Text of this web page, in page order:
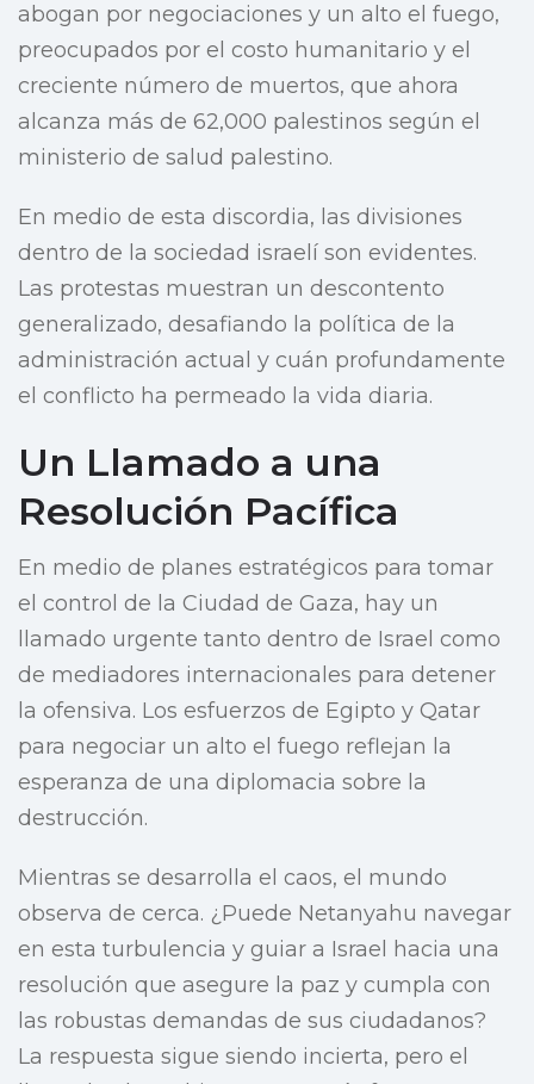
abogan por negociaciones y un alto el fuego,
preocupados por el costo humanitario y el
creciente número de muertos, que ahora
alcanza más de 62,000 palestinos según el
ministerio de salud palestino.
En medio de esta discordia, las divisiones
dentro de la sociedad israelí son evidentes.
Las protestas muestran un descontento
generalizado, desafiando la política de la
administración actual y cuán profundamente
el conflicto ha permeado la vida diaria.
Un Llamado a una
Resolución Pacífica
En medio de planes estratégicos para tomar
el control de la Ciudad de Gaza, hay un
llamado urgente tanto dentro de Israel como
de mediadores internacionales para detener
la ofensiva. Los esfuerzos de Egipto y Qatar
para negociar un alto el fuego reflejan la
esperanza de una diplomacia sobre la
destrucción.
Mientras se desarrolla el caos, el mundo
observa de cerca. ¿Puede Netanyahu navegar
en esta turbulencia y guiar a Israel hacia una
resolución que asegure la paz y cumpla con
las robustas demandas de sus ciudadanos?
La respuesta sigue siendo incierta, pero el